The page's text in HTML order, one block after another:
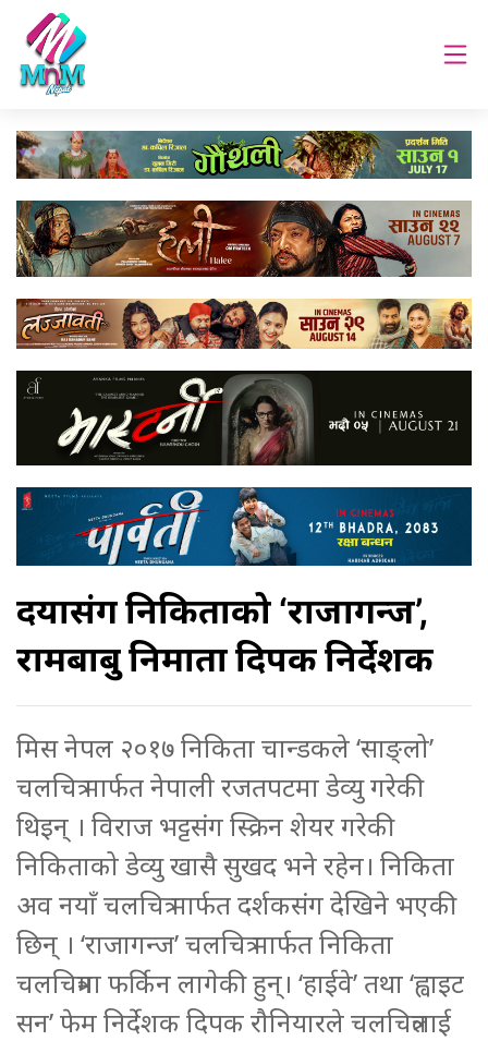
दयासंग निकिताको ‘राजागन्ज’,
रामबाबु निर्माता दिपक निर्देशक
मिस नेपल २०१७ निकिता चान्डकले ‘साङ्लो’
चलचित्र मार्फत नेपाली रजतपटमा डेव्यु गरेकी
थिइन् । विराज भट्टसंग स्क्रिन शेयर गरेकी
निकिताको डेव्यु खासै सुखद भने रहेन। निकिता
अव नयाँ चलचित्र मार्फत दर्शकसंग देखिने भएकी
छिन् । ‘राजागन्ज’ चलचित्र मार्फत निकिता
चलचित्रमा फर्किन लागेकी हुन्। ‘हाईवे’ तथा ‘ह्वाइट
सन’ फेम निर्देशक दिपक रौनियारले चलचित्रलाई